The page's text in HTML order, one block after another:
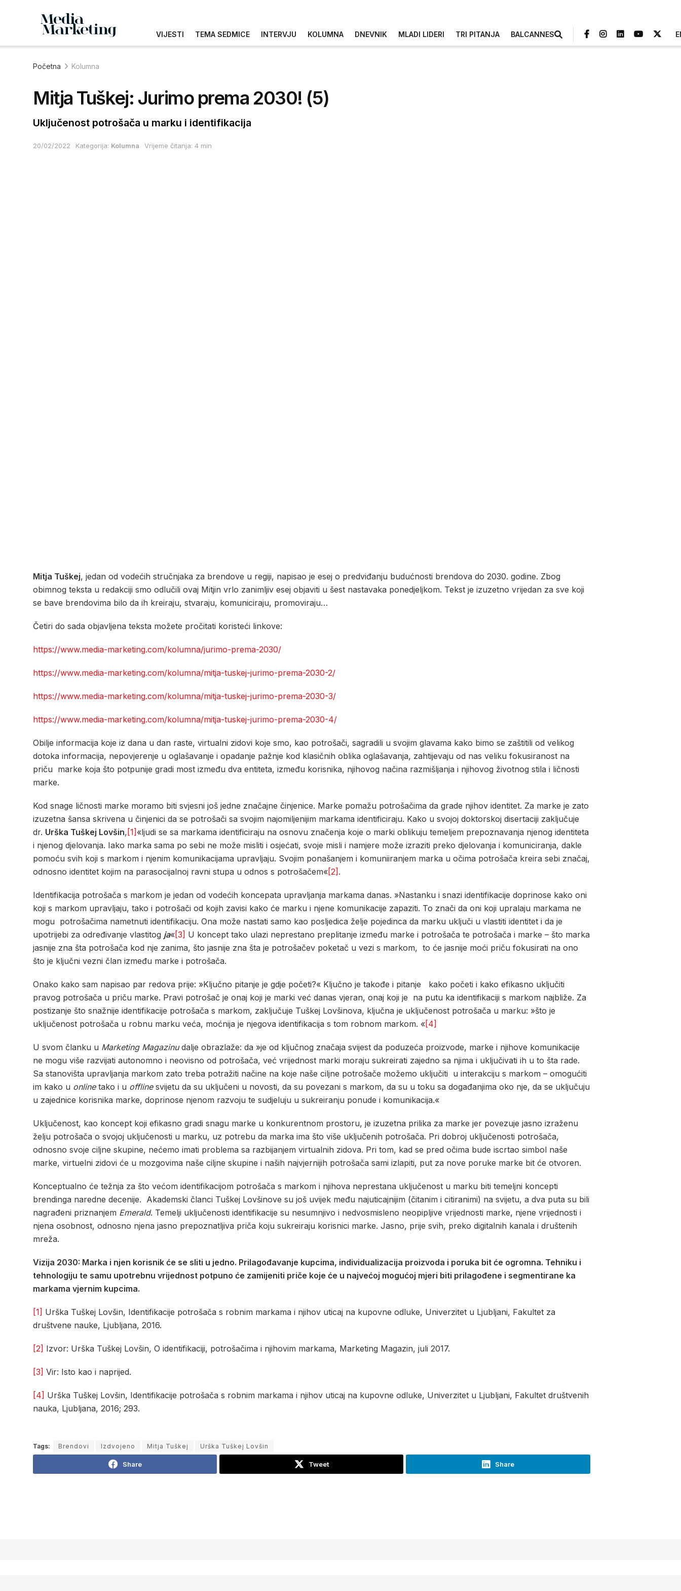
VIJESTI TEMA SEDMICE INTERVJU KOLUMNA DNEVNIK MLADI LIDERI TRI PITANJA BALCANNES
Početna Kolumna
Mitja Tuškej: Jurimo prema 2030! (5)
Uključenost potrošača u marku i identifikacija
20/02/2022 Kategorija: Kolumna Vrijeme čitanja: 4 min
Mitja Tuškej, jedan od vodećih stručnjaka za brendove u regiji, napisao je esej o predviđanju budućnosti brendova do 2030. godine. Zbog
obimnog teksta u redakciji smo odlučili ovaj Mitjin vrlo zanimljiv esej objaviti u šest nastavaka ponedjeljkom. Tekst je izuzetno vrijedan za sve koji
se bave brendovima bilo da ih kreiraju, stvaraju, komuniciraju, promoviraju…
Četiri do sada objavljena teksta možete pročitati koristeći linkove:
https://www.media-marketing.com/kolumna/jurimo-prema-2030/
https://www.media-marketing.com/kolumna/mitja-tuskej-jurimo-prema-2030-2/
https://www.media-marketing.com/kolumna/mitja-tuskej-jurimo-prema-2030-3/
https://www.media-marketing.com/kolumna/mitja-tuskej-jurimo-prema-2030-4/
Obilje informacija koje iz dana u dan raste, virtualni zidovi koje smo, kao potrošači, sagradili u svojim glavama kako bimo se zaštitili od velikog
dotoka informacija, nepovjerenje u oglašavanje i opadanje pažnje kod klasičnih oblika oglašavanja, zahtijevaju od nas veliku fokusiranost na
priču marke koja što potpunije gradi most između dva entiteta, između korisnika, njihovog načina razmišljanja i njihovog životnog stila i ličnosti
marke.
Kod snage ličnosti marke moramo biti svjesni još jedne značajne činjenice. Marke pomažu potrošačima da grade njihov identitet. Za marke je zato
izuzetna šansa skrivena u činjenici da se potrošači sa svojim najomiljenijim markama identificiraju. Kako u svojoj doktorskoj disertaciji zaključuje
dr. Urška Tuškej Lovšin, [1] «ljudi se sa markama identificiraju na osnovu značenja koje o marki oblikuju temeljem prepoznavanja njenog identiteta
i njenog djelovanja. Iako marka sama po sebi ne može misliti i osjećati, svoje misli i namjere može izraziti preko djelovanja i komuniciranja, dakle
pomoću svih koji s markom i njenim komunikacijama upravljaju. Svojim ponašanjem i komuniiranjem marka u očima potrošača kreira sebi značaj,
odnosno identitet kojim na parasocijalnoj ravni stupa u odnos s potrošačem«[2] .
Identifikacija potrošača s markom je jedan od vodećih koncepata upravljanja markama danas. »Nastanku i snazi identifikacije doprinose kako oni
koji s markom upravljaju, tako i potrošači od kojih zavisi kako će marku i njene komunikacije zapaziti. To znači da oni koji upralaju markama ne
mogu potrošačima nametnuti identifikaciju. Ona može nastati samo kao posljedica želje pojedinca da marku uključi u vlastiti identitet i da je
upotrijebi za određivanje vlastitog ja«[3] U koncept tako ulazi neprestano preplitanje između marke i potrošača te potrošača i marke – što marka
jasnije zna šta potrošača kod nje zanima, što jasnije zna šta je potrošačev poketač u vezi s markom, to će jasnije moći priču fokusirati na ono
što je ključni vezni član između marke i potrošača.
Onako kako sam napisao par redova prije: »Ključno pitanje je gdje početi?« Ključno je takođe i pitanje kako početi i kako efikasno uključiti
pravog potrošača u priču marke. Pravi potrošač je onaj koji je marki već danas vjeran, onaj koji je na putu ka identifikaciji s markom najbliže. Za
postizanje što snažnije identifikacije potrošača s markom, zaključuje Tuškej Lovšinova, ključna je uključenost potrošača u marku: »što je
uključenost potrošača u robnu marku veća, moćnija je njegova identifikacija s tom robnom markom. «[4]
U svom članku u Marketing Magazinudalje obrazlaže: da »je od ključnog značaja svijest da poduzeća proizvode, marke i njihove komunikacije
ne mogu više razvijati autonomno i neovisno od potrošača, već vrijednost marki moraju sukreirati zajedno sa njima i uključivati ih u to šta rade.
Sa stanovišta upravljanja markom zato treba potražiti načine na koje naše ciljne potrošače možemo uključiti u interakciju s markom – omogućiti
im kako u onlinetako i u offlinesvijetu da su uključeni u novosti, da su povezani s markom, da su u toku sa događanjima oko nje, da se uključuju
u zajednice korisnika marke, doprinose njenom razvoju te sudjeluju u sukreiranju ponude i komunikacija.«
Uključenost, kao koncept koji efikasno gradi snagu marke u konkurentnom prostoru, je izuzetna prilika za marke jer povezuje jasno izraženu
želju potrošača o svojoj uključenosti u marku, uz potrebu da marka ima što više uključenih potrošača. Pri dobroj uključenosti potrošača,
odnosno svoje ciljne skupine, nećemo imati problema sa razbijanjem virtualnih zidova. Pri tom, kad se pred očima bude iscrtao simbol naše
marke, virtuelni zidovi će u mozgovima naše ciljne skupine i naših najvjernijih potrošača sami izlapiti, put za nove poruke marke bit će otvoren.
Konceptualno će težnja za što većom identifikacijom potrošača s markom i njihova neprestana uključenost u marku biti temeljni koncepti
brendinga naredne decenije. Akademski članci Tuškej Lovšinove su još uvijek među najuticajnijim (čitanim i citiranimi) na svijetu, a dva puta su bili
nagrađeni priznanjem Emerald. Temelji uključenosti identifikacije su nesumnjivo i nedvosmisleno neopipljive vrijednosti marke, njene vrijednosti i
njena osobnost, odnosno njena jasno prepoznatljiva priča koju sukreiraju korisnici marke. Jasno, prije svih, preko digitalnih kanala i društenih
mreža.
Vizija 2030: Marka i njen korisnik će se sliti u jedno. Prilagođavanje kupcima, individualizacija proizvoda i poruka bit će ogromna. Tehniku i
tehnologiju te samu upotrebnu vrijednost potpuno će zamijeniti priče koje će u najvećoj mogućoj mjeri biti prilagođene i segmentirane ka
markama vjernim kupcima.
[1] Urška Tuškej Lovšin, Identifikacije potrošača s robnim markama i njihov uticaj na kupovne odluke, Univerzitet u Ljubljani, Fakultet za
društvene nauke, Ljubljana, 2016.
[2] Izvor: Urška Tuškej Lovšin, O identifikaciji, potrošačima i njihovim markama, Marketing Magazin, juli 2017.
[3] Vir: Isto kao i naprijed.
[4] Urška Tuškej Lovšin, Identifikacije potrošača s robnim markama i njihov uticaj na kupovne odluke, Univerzitet u Ljubljani, Fakultet društvenih
nauka, Ljubljana, 2016; 293.
Tags: Brendovi Izdvojeno Mitja Tuškej Urška Tuškej Lovšin
Share Tweet Share